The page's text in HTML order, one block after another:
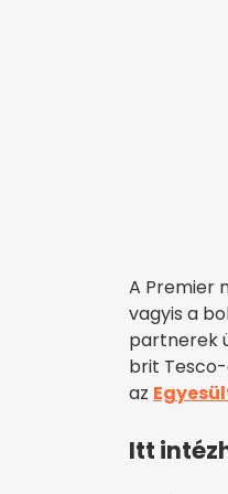
A Premier
vagyis a
partnerek
brit
az
Itt